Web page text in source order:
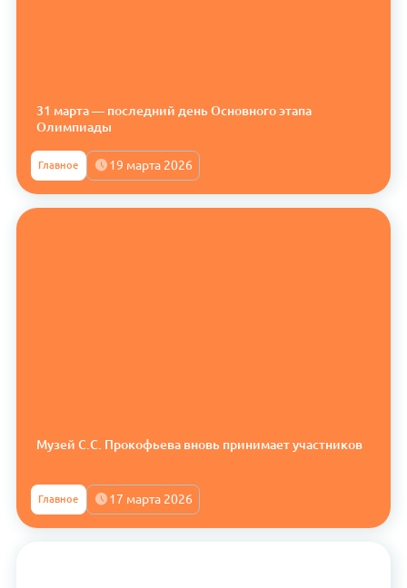
31 марта — последний день Основного этапа
Олимпиады
Главное 19 марта 2026
Музей С.С. Прокофьева вновь принимает участников
Главное 17 марта 2026